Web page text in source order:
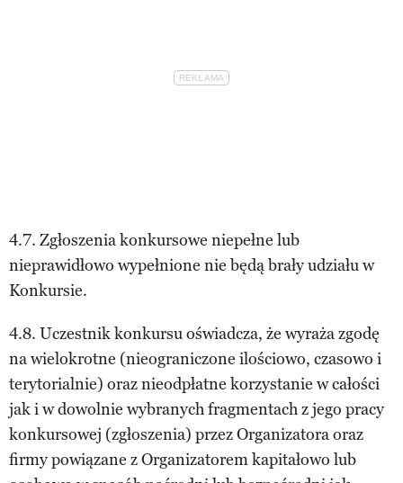
4.7. Zgłoszenia konkursowe niepełne lub
nieprawidłowo wypełnione nie będą brały udziału w
Konkursie.
4.8. Uczestnik konkursu oświadcza, że wyraża zgodę
na wielokrotne (nieograniczone ilościowo, czasowo i
terytorialnie) oraz nieodpłatne korzystanie w całości
jak i w dowolnie wybranych fragmentach z jego pracy
konkursowej (zgłoszenia) przez Organizatora oraz
firmy powiązane z Organizatorem kapitałowo lub